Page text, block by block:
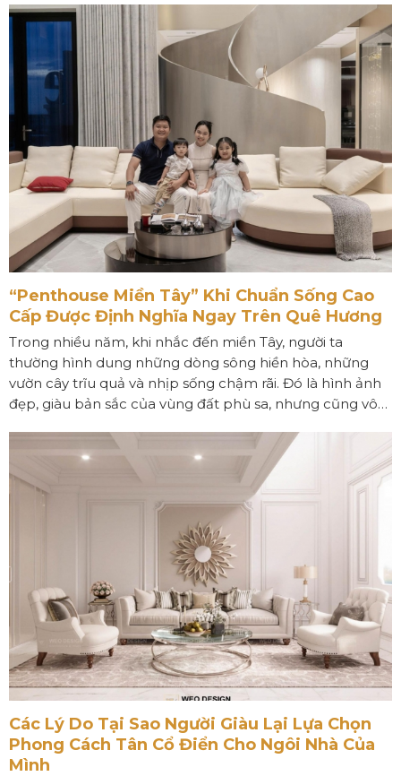
“Penthouse Miền Tây” Khi Chuẩn Sống Cao
Cấp Được Định Nghĩa Ngay Trên Quê Hương
Trong nhiều năm, khi nhắc đến miền Tây, người ta
thường hình dung những dòng sông hiền hòa, những
vườn cây trĩu quả và nhịp sống chậm rãi. Đó là hình ảnh
đẹp, giàu bản sắc của vùng đất phù sa, nhưng cũng vô
cấp hay những công trình mang tính biểu tượng chỉ
thuộc về các đô thị lớn như TP.HCM hay Hà Nội.
Các Lý Do Tại Sao Người Giàu Lại Lựa Chọn
Phong Cách Tân Cổ Điển Cho Ngôi Nhà Của
Mình